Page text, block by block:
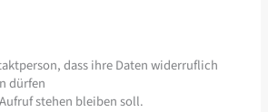
dass ihre Daten widerruflich
dürfen
stehen bleiben soll.